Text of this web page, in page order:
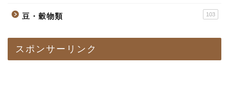
豆・穀物類 103
スポンサーリンク